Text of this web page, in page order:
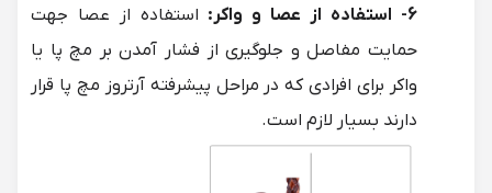
6- استفاده از عصا و واکر:
استفاده از عصا جهت
حمایت مفاصل و جلوگیری از فشار آمدن بر مچ پا یا
واکر برای افرادی که در مراحل پیشرفته آرتروز مچ پا قرار
دارند بسیار لازم است.